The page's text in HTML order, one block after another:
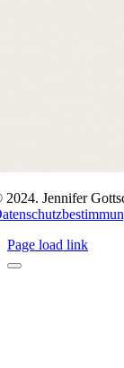
2024. Jennifer
Page load link